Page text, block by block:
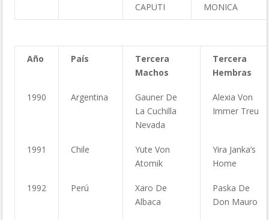
CAPUTI
MONICA
Año País
Tercera
Machos
Tercera
Hembras
1990 Argentina
Gauner De
La Cuchilla
Nevada
Alexia Von
Immer Treu
1991 Chile
Yute Von
Atomik
Yira Janka’s
Home
1992 Perú
Xaro De
Albaca
Paska De
Don Mauro